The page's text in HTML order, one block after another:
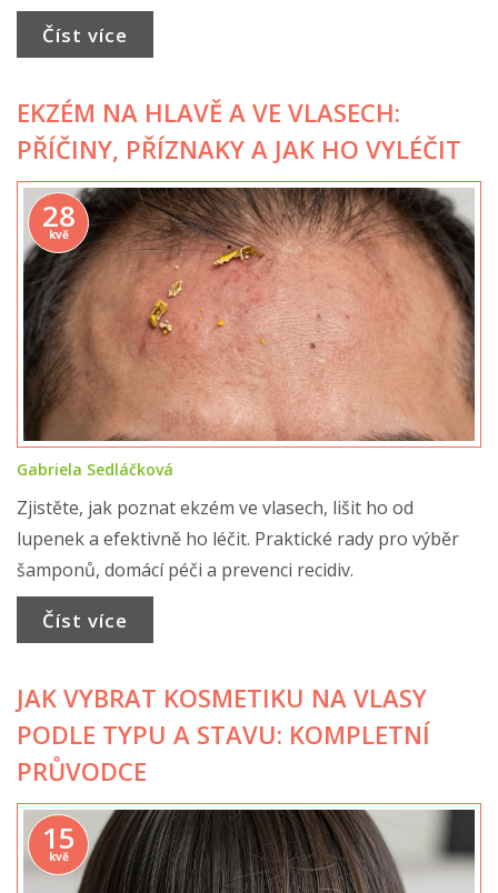
Číst více
EKZÉM NA HLAVĚ A VE VLASECH:
PŘÍČINY, PŘÍZNAKY A JAK HO VYLÉČIT
28
kvě
Gabriela Sedláčková
Zjistěte, jak poznat ekzém ve vlasech, lišit ho od
lupenek a efektivně ho léčit. Praktické rady pro výběr
šamponů, domácí péči a prevenci recidiv.
Číst více
JAK VYBRAT KOSMETIKU NA VLASY
PODLE TYPU A STAVU: KOMPLETNÍ
PRŮVODCE
15
kvě